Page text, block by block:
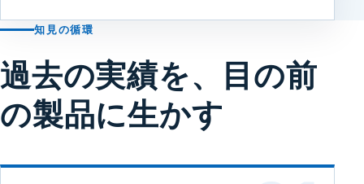
知見の循環
過去の実績を、目の前
の製品に生かす